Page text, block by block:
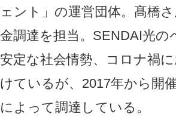
ェント」の運営団体。髙橋
金調達を担当。SENDAI光
安定な社会情勢、コロナ禍
けているが、2017年から開
によって調達している。